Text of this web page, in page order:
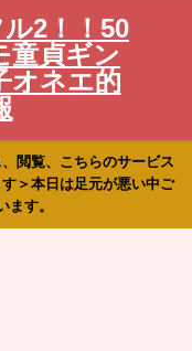
2！！50
童貞ギン
オネエ的
閲覧、こちらのサービス
＞本日は足元が悪い中ご
ます。